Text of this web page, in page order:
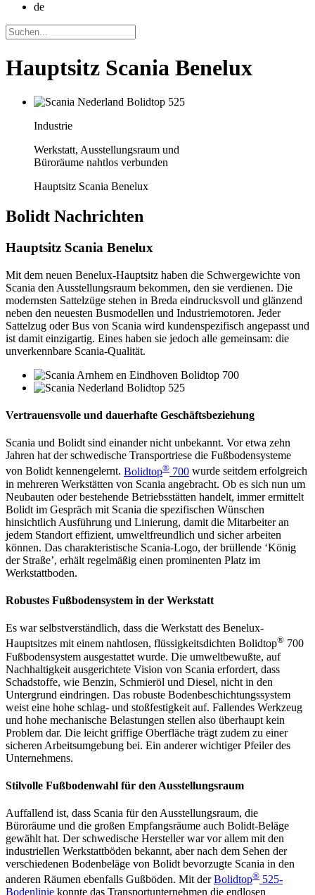
de
Hauptsitz Scania Benelux
Industrie
Werkstatt, Ausstellungsraum und
Büroräume nahtlos verbunden
Hauptsitz Scania Benelux
Bolidt Nachrichten
Hauptsitz Scania Benelux
Mit dem neuen Benelux-Hauptsitz haben die Schwergewichte von
Scania den Ausstellungsraum bekommen, den sie verdienen. Die
modernsten Sattelzüge stehen in Breda eindrucksvoll und glänzend
neben den neuesten Busmodellen und Industriemotoren. Jeder
Sattelzug oder Bus von Scania wird kundenspezifisch angepasst und
ist damit einzigartig. Eines haben sie jedoch alle gemeinsam: die
unverkennbare Scania-Qualität.
Vertrauensvolle und dauerhafte Geschäftsbeziehung
Scania und Bolidt sind einander nicht unbekannt. Vor etwa zehn
Jahren hat der schwedische Transportriese die Fußbodensysteme
von Bolidt kennengelernt. Bolidtop® 700 wurde seitdem erfolgreich
in mehreren Werkstätten von Scania angebracht. Ob es sich nun um
Neubauten oder bestehende Betriebsstätten handelt, immer ermittelt
Bolidt im Gespräch mit Scania die spezifischen Wünschen
hinsichtlich Ausführung und Linierung, damit die Mitarbeiter an
jedem Standort effizient, umweltfreundlich und sicher arbeiten
können. Das charakteristische Scania-Logo, der brüllende ‘König
der Straße’, erhält regelmäßig einen prominenten Platz im
Werkstattboden.
Robustes Fußbodensystem in der Werkstatt
Es war selbstverständlich, dass die Werkstatt des Benelux-
Hauptsitzes mit einem nahtlosen, flüssigkeitsdichten Bolidtop® 700
Fußbodensystem ausgestattet wurde. Die umweltbewußte, auf
Nachhaltigkeit ausgerichtete Vision von Scania erfordert, dass
Schadstoffe, wie Benzin, Schmieröl und Diesel, nicht in den
Untergrund eindringen. Das robuste Bodenbeschichtungssystem
weist eine hohe schlag- und stoßfestigkeit auf. Fallendes Werkzeug
und hohe mechanische Belastungen stellen also überhaupt kein
Problem dar. Die leicht griffige Oberfläche trägt zudem zu einer
sicheren Arbeitsumgebung bei. Ein anderer wichtiger Pfeiler des
Unternehmens.
Stilvolle Fußbodenwahl für den Ausstellungsraum
Auffallend ist, dass Scania für den Ausstellungsraum, die
Büroräume und die großen Empfangsräume auch Bolidt-Beläge
gewählt hat. Der schwedische Hersteller war vor allem mit den
industriellen Werkstattböden bekannt, aber nach dem Sehen der
verschiedenen Bodenbeläge von Bolidt bevorzugte Scania in den
anderen Räumen ebenfalls Gußböden. Mit derBolidtop® 525-
Bodenlinie konnte das Transportunternehmen die endlosen